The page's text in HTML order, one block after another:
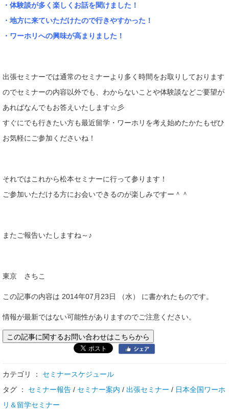
・体験談が多く楽しくお話を聞けました！
・地方に来ていただけたので行きやすかった！
・ワーホリへの興味が高まりました！
出張セミナーでは通常のセミナーより多く時間をお取りしております
のでセミナーの内容以外でも、わからないことや体験談などご要望が
あればなんでもお答えいたします☆彡
すぐにでも行きたい方も最近留学・ワーホリを考え始めたかたもぜひ
お気軽にご参加くださいね！
それではこれから松本セミナーに行って参ります！
ご参加いただける方にお会いできるのが楽しみですー＾＾
またご報告いたしますね～♪
東京 さちこ
この記事の内容は 2014年07月23日 （水） に書かれたものです。
情報が最新ではない可能性がありますのでご注意ください。
この記事に関するお問い合わせはこちらから
カテゴリ ： セミナースケジュール
タグ ： セミナー報告 / セミナー案内 / 出張セミナー / 日本全国ワーホ
リ＆留学セミナー